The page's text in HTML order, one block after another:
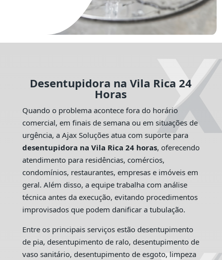
Desentupidora na Vila Rica 24
Horas
Quando o problema acontece fora do horário
comercial, em finais de semana ou em situações de
urgência, a Ajax Soluções atua com suporte para
desentupidora na Vila Rica 24 horas, oferecendo
atendimento para residências, comércios,
condomínios, restaurantes, empresas e imóveis em
geral. Além disso, a equipe trabalha com análise
técnica antes da execução, evitando procedimentos
improvisados que podem danificar a tubulação.
Entre os principais serviços estão desentupimento
de pia, desentupimento de ralo, desentupimento de
vaso sanitário, desentupimento de esgoto, limpeza